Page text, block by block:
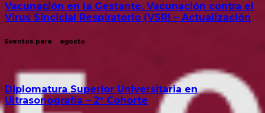
Vacunación en la Gestante. Vacunación contra el
Virus Sincicial Respiratorio (VSR) – Actualización
Eventos para agosto
00:00
Diplomatura Superior Universitaria en
Ultrasonografía – 2° Cohorte